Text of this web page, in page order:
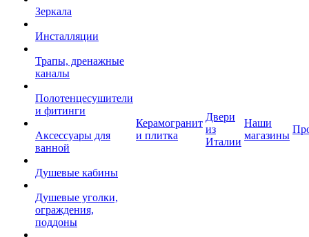
Зеркала
Инсталляции
Трапы, дренажные
каналы
Полотенцесушители
и фитинги
Аксессуары для
ванной
Душевые кабины
Душевые уголки,
ограждения,
поддоны
Керамогранит
и плитка
Двери
из
Италии
Наши
магазины